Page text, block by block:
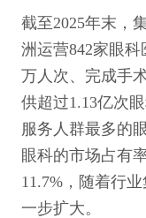
截至2025年末，
洲运营842家眼
万人次、完成手
供超过1.13亿次
服务人群最多的
眼科的市场占有
11.7%，随着行
一步扩大。